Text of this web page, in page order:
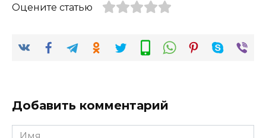
Оцените статью
Добавить комментарий
Имя